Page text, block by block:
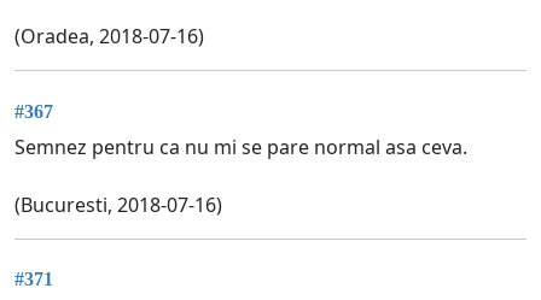
(Oradea, 2018-07-16)
#367
Semnez pentru ca nu mi se pare normal asa ceva.
(Bucuresti, 2018-07-16)
#371